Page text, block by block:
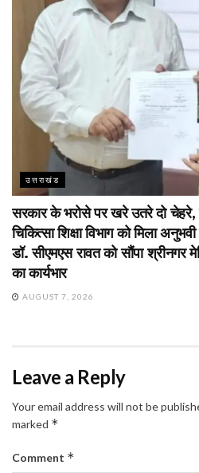
उत्तराखंड
सरकार के भरोसे पर खरे उतरे दो
चिकित्सा शिक्षा विभाग को मिला
डॉ. सीएमएस रावत को सौंपा श्रीनगर
का कार्यभार
AUGUST 7, 2026
Leave a Reply
Your email address will not be
marked *
Comment *